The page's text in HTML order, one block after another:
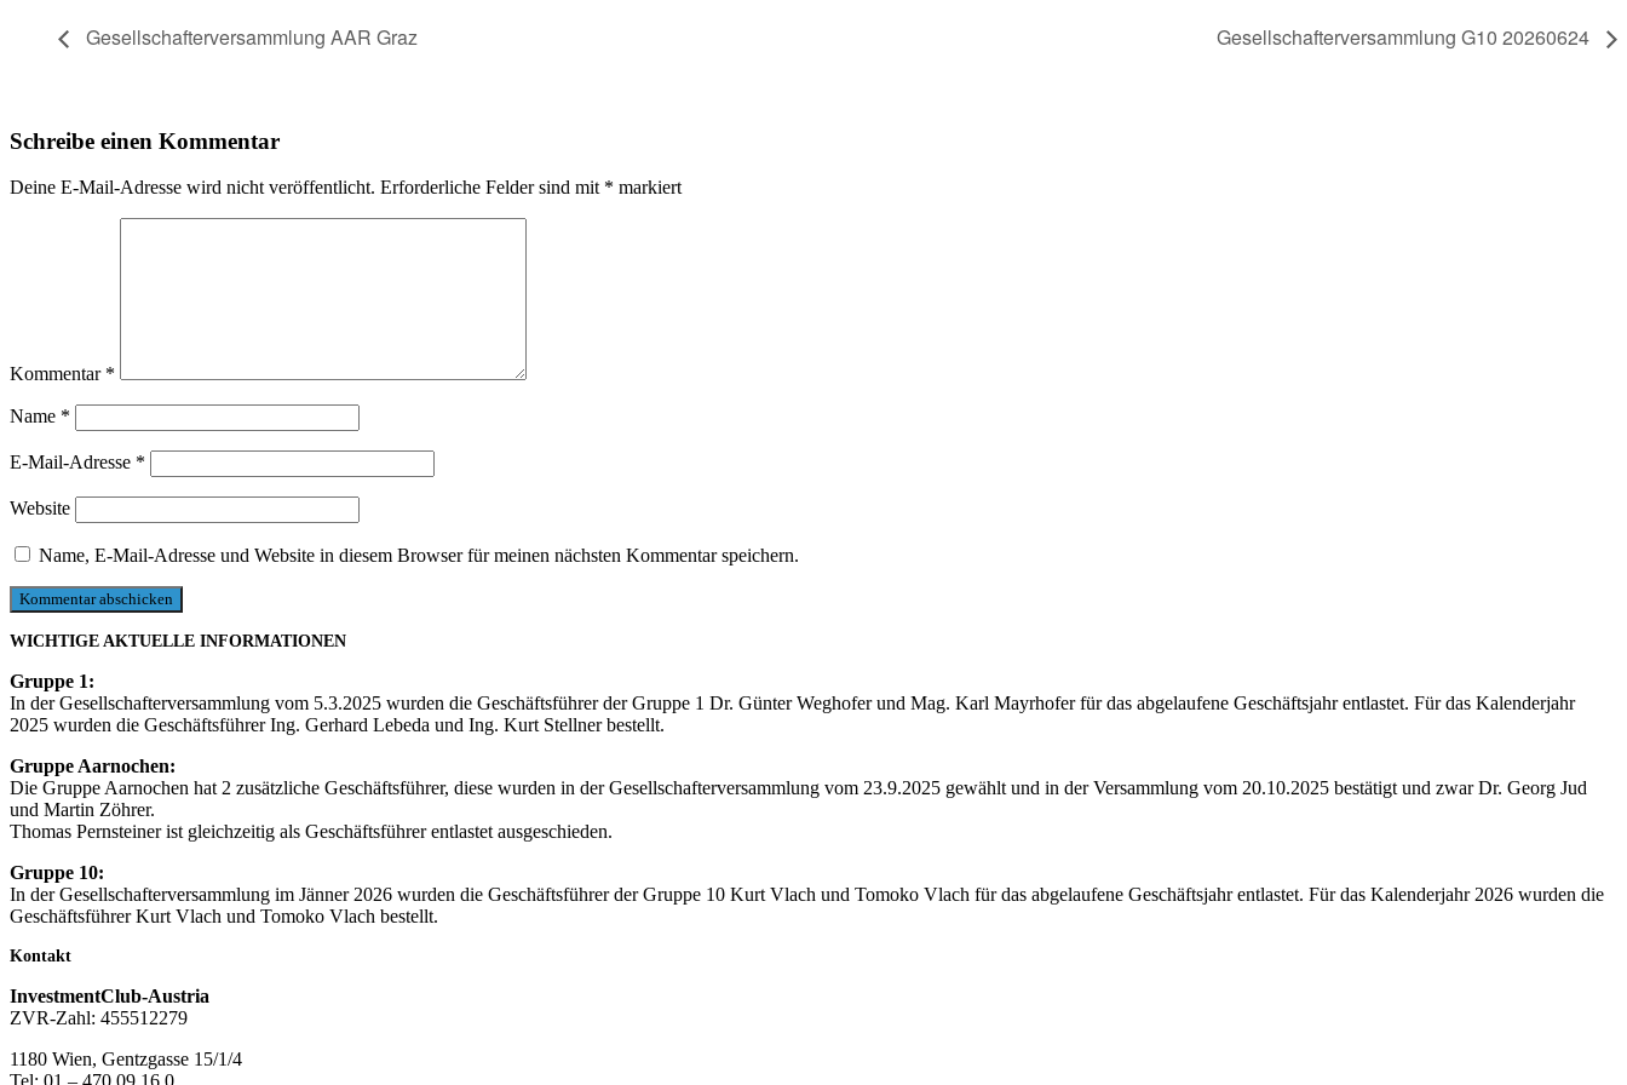
Gesellschafterversammlung AAR Graz Gesellschafterversammlung G10 20260624
Schreibe einen Kommentar
Deine E-Mail-Adresse wird nicht veröffentlicht. Erforderliche Felder sind mit * markiert
Kommentar *
Name *
E-Mail-Adresse *
Website
Name, E-Mail-Adresse und Website in diesem Browser für meinen nächsten Kommentar speichern.
WICHTIGE AKTUELLE INFORMATIONEN
Gruppe 1:
In der Gesellschafterversammlung vom 5.3.2025 wurden die Geschäftsführer der Gruppe 1 Dr. Günter Weghofer und Mag. Karl Mayrhofer für das abgelaufene Geschäftsjahr entlastet. Für das Kalenderjahr
2025 wurden die Geschäftsführer Ing. Gerhard Lebeda und Ing. Kurt Stellner bestellt.
Gruppe Aarnochen:
Die Gruppe Aarnochen hat 2 zusätzliche Geschäftsführer, diese wurden in der Gesellschafterversammlung vom 23.9.2025 gewählt und in der Versammlung vom 20.10.2025 bestätigt und zwar Dr. Georg Jud
und Martin Zöhrer.
Thomas Pernsteiner ist gleichzeitig als Geschäftsführer entlastet ausgeschieden.
Gruppe 10:
In der Gesellschafterversammlung im Jänner 2026 wurden die Geschäftsführer der Gruppe 10 Kurt Vlach und Tomoko Vlach für das abgelaufene Geschäftsjahr entlastet. Für das Kalenderjahr 2026 wurden die
Geschäftsführer Kurt Vlach und Tomoko Vlach bestellt.
Kontakt
InvestmentClub-Austria
ZVR-Zahl: 455512279
1180 Wien, Gentzgasse 15/1/4